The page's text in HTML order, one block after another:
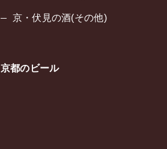
京・伏見の酒(その他)
京都のビール